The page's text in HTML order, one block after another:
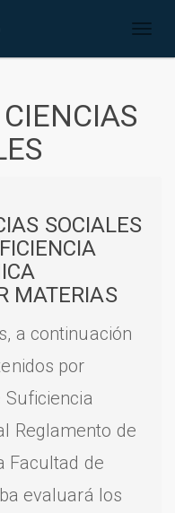
SOCIALES
MATERIAS
a continuación
por
Reglamento de
Facultad de
evaluará los